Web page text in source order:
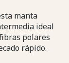
manta
ideal
polares
rápido.